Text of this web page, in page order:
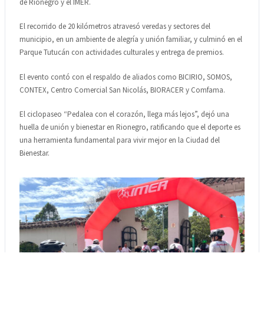
El recorrido de 20 kilómetros atravesó veredas y sectores del
municipio, en un ambiente de alegría y unión familiar, y culminó en el
Parque Tutucán con actividades culturales y entrega de premios.
El evento contó con el respaldo de aliados como BICIRIO, SOMOS,
CONTEX, Centro Comercial San Nicolás, BIORACER y Comfama.
El ciclopaseo “Pedalea con el corazón, llega más lejos”, dejó una
huella de unión y bienestar en Rionegro, ratificando que el deporte es
una herramienta fundamental para vivir mejor en la Ciudad del
Bienestar.